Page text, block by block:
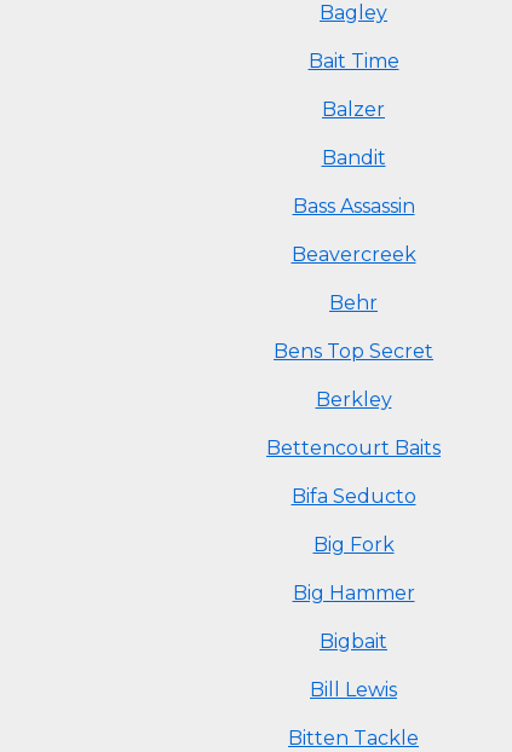
Bagley
Bait Time
Balzer
Bandit
Bass Assassin
Beavercreek
Behr
Bens Top Secret
Berkley
Bettencourt Baits
Bifa Seducto
Big Fork
Big Hammer
Bigbait
Bill Lewis
Bitten Tackle